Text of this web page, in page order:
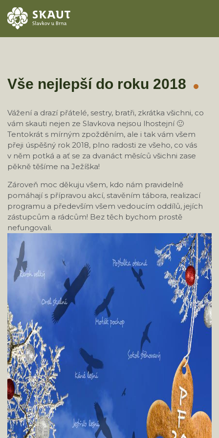
O STŘEDISKU
KONTAKTY
Vše nejlepší do roku 2018
Vážení a drazí přátelé, sestry, bratři, zkrátka všichni, co
vám skauti nejen ze Slavkova nejsou lhostejní 🙂
Tentokrát s mírným zpožděním, ale i tak vám všem
přeji úspěšný rok 2018, plno radosti ze všeho, co vás
v něm potká a ať se za dvanáct měsíců všichni zase
pěkně těšíme na Ježíška!
Zároveň moc děkuju všem, kdo nám pravidelně
pomáhají s přípravou akcí, stavěním tábora, realizací
programu a především všem vedoucím oddílů, jejích
zástupcům a rádcům! Bez těch bychom prostě
nefungovali.